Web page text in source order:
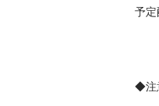
予定
◆注